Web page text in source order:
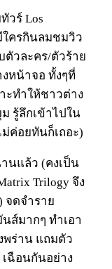
วร์ Los
ใครกินลมชมวิว
ตัวละคร/ตัวร้าย
หน้าจอ ทั้งๆที่
ะทำให้ชาวต่าง
รู้ลึกเข้าไปใน
ค่อยทันก็เถอะ)
นแล้ว (คงเป็น
Trilogy จึง
จดจำราย
ส์มากๆ ทำเอา
พร่าน แถมตัว
ฉือนกันอย่าง